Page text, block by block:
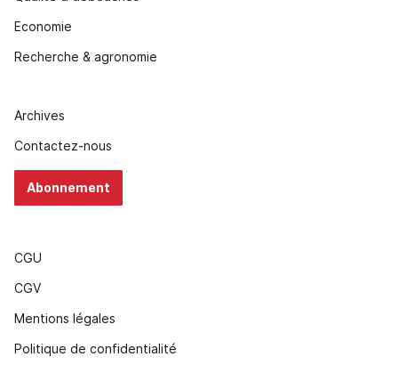
Economie
Recherche & agronomie
Archives
Contactez-nous
Abonnement
CGU
CGV
Mentions légales
Politique de confidentialité